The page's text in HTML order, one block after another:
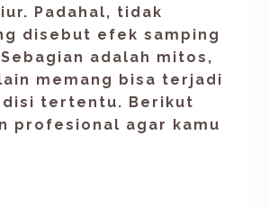
Padahal, tidak
disebut efek samping
adalah mitos,
memang bisa terjadi
tertentu. Berikut
profesional agar kamu